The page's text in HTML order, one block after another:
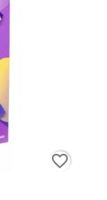
favorite_border